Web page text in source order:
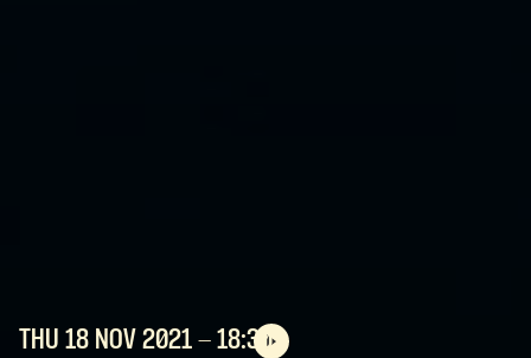
THU 18 NOV 2021 - 18:30